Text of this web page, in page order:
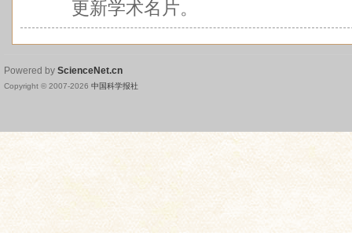
更新学术名片。
Powered by ScienceNet.cn
Copyright © 2007-2026 中国科学报社